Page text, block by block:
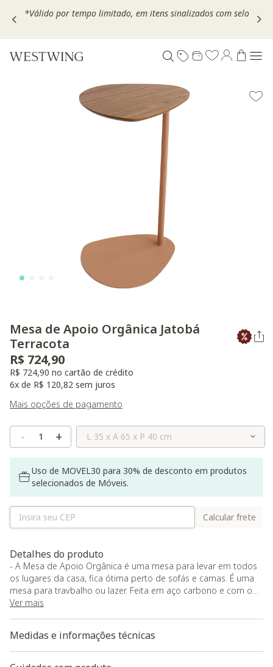
*Válido por tempo limitado, em itens sinalizados com selo
Mesa de Apoio Orgânica Jatobá
Terracota
R$ 724,90
R$ 724,90 no cartão de crédito
6x de R$ 120,82 sem juros
Mais opções de pagamento
- + Selecione o Tamanho
Uso de MOVEL30 para 30% de desconto em produtos
selecionados de Móveis.
Calcular frete
Detalhes do produto
- A Mesa de Apoio Orgânica é uma mesa para levar em todos
os lugares da casa, fica ótima perto de sofás e camas. É uma
mesa para travbalho ou lazer. Feita em aço carbono e com o
tampo em laminados de MDF.;
Baixe aqui a modelagem 3D do produto
Ver mais
Medidas e informações técnicas